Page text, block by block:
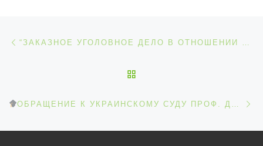
ОБРАЩЕНИЕ К УКРАИНСКОМУ СУДУ ПРОФ. ДЖЕРОМА КРЕЙСА